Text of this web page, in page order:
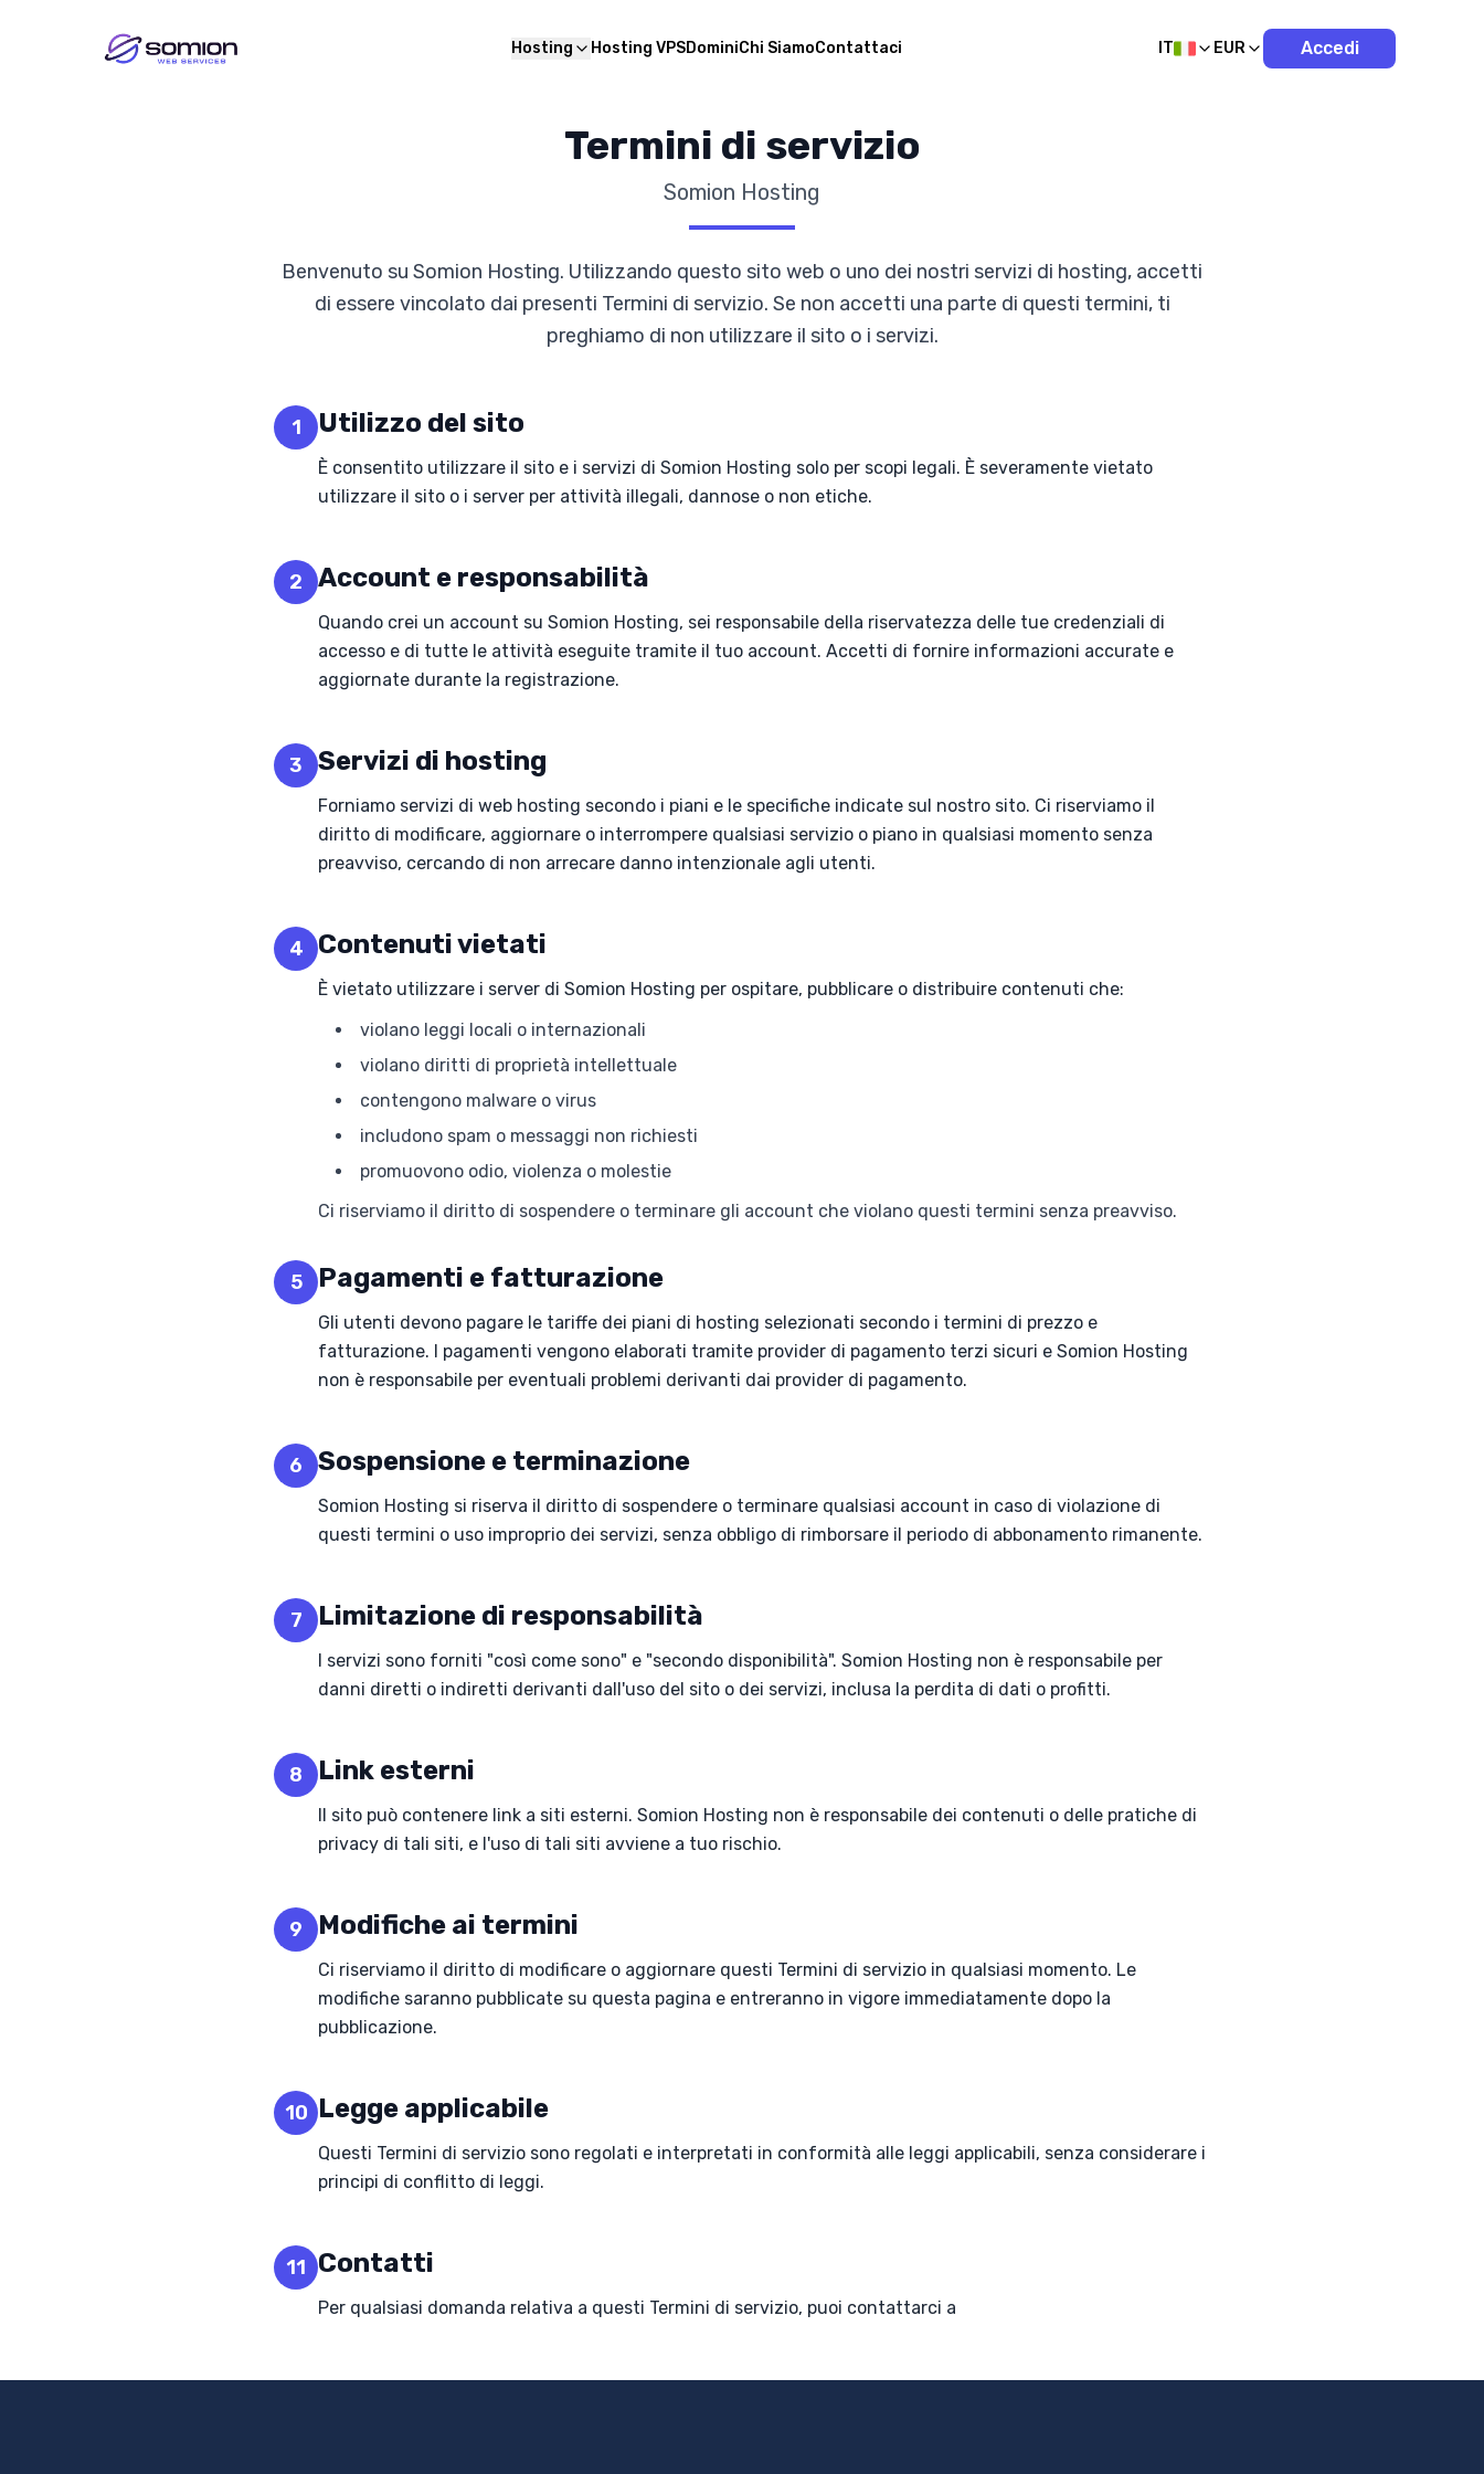
Hosting Hosting VPSDominiChi SiamoContattaci IT EUR Accedi
Termini di servizio
Somion Hosting
Benvenuto su Somion Hosting. Utilizzando questo sito web o uno dei nostri servizi di hosting, accetti
di essere vincolato dai presenti Termini di servizio. Se non accetti una parte di questi termini, ti
preghiamo di non utilizzare il sito o i servizi.
1 Utilizzo del sito
È consentito utilizzare il sito e i servizi di Somion Hosting solo per scopi legali. È severamente vietato
utilizzare il sito o i server per attività illegali, dannose o non etiche.
2 Account e responsabilità
Quando crei un account su Somion Hosting, sei responsabile della riservatezza delle tue credenziali di
accesso e di tutte le attività eseguite tramite il tuo account. Accetti di fornire informazioni accurate e
aggiornate durante la registrazione.
3 Servizi di hosting
Forniamo servizi di web hosting secondo i piani e le specifiche indicate sul nostro sito. Ci riserviamo il
diritto di modificare, aggiornare o interrompere qualsiasi servizio o piano in qualsiasi momento senza
preavviso, cercando di non arrecare danno intenzionale agli utenti.
4 Contenuti vietati
È vietato utilizzare i server di Somion Hosting per ospitare, pubblicare o distribuire contenuti che:
violano leggi locali o internazionali
violano diritti di proprietà intellettuale
contengono malware o virus
includono spam o messaggi non richiesti
promuovono odio, violenza o molestie
Ci riserviamo il diritto di sospendere o terminare gli account che violano questi termini senza preavviso.
5 Pagamenti e fatturazione
Gli utenti devono pagare le tariffe dei piani di hosting selezionati secondo i termini di prezzo e
fatturazione. I pagamenti vengono elaborati tramite provider di pagamento terzi sicuri e Somion Hosting
non è responsabile per eventuali problemi derivanti dai provider di pagamento.
6 Sospensione e terminazione
Somion Hosting si riserva il diritto di sospendere o terminare qualsiasi account in caso di violazione di
questi termini o uso improprio dei servizi, senza obbligo di rimborsare il periodo di abbonamento rimanente.
7 Limitazione di responsabilità
I servizi sono forniti "così come sono" e "secondo disponibilità". Somion Hosting non è responsabile per
danni diretti o indiretti derivanti dall'uso del sito o dei servizi, inclusa la perdita di dati o profitti.
8 Link esterni
Il sito può contenere link a siti esterni. Somion Hosting non è responsabile dei contenuti o delle pratiche di
privacy di tali siti, e l'uso di tali siti avviene a tuo rischio.
9 Modifiche ai termini
Ci riserviamo il diritto di modificare o aggiornare questi Termini di servizio in qualsiasi momento. Le
modifiche saranno pubblicate su questa pagina e entreranno in vigore immediatamente dopo la
pubblicazione.
10 Legge applicabile
Questi Termini di servizio sono regolati e interpretati in conformità alle leggi applicabili, senza considerare i
principi di conflitto di leggi.
11 Contatti
Per qualsiasi domanda relativa a questi Termini di servizio, puoi contattarci a